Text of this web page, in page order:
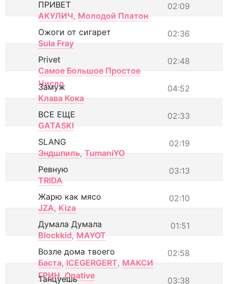
02:09
ПРИВЕТ
АКУЛИЧ, Молодой Платон
02:36
Ожоги от сигарет
Sula Fray
02:48
Privet
Самое Большое Простое
Число
04:52
Замуж
Клава Кока
02:33
ВСЕ ЕЩЕ
GATASKI
02:19
SLANG
Эндшпиль, TumaniYO
03:13
Ревную
TRIDA
02:10
Жарю как мясо
JZA, Kiza
01:51
Думала Думала
Blockkid, MAYOT
02:58
Возле дома твоего
Баста, ICEGERGERT, МАКСИ
ГРИН, Onative 03:38
Танцуешь